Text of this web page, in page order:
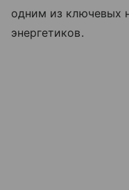
одним из ключевых
энергетиков.